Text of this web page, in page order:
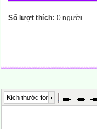
Số lượt thích: 0 người
Kích thước font